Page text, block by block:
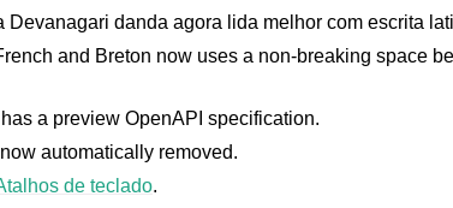
Devanagari danda agora lida melhor com escrita
and Breton now uses a non-breaking space
a preview OpenAPI specification.
automatically removed.
de teclado.